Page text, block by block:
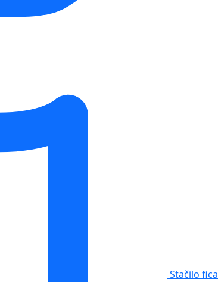
Stačilo fica